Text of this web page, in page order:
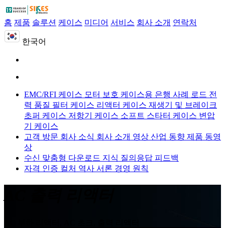
홈 제품 솔루션 케이스 미디어 서비스 회사 소개 연락처
한국어
EMC/RFI 케이스 모터 보호 케이스용 은행 사례 로드 전
력 품질 필터 케이스 리액터 케이스 재생기 및 브레이크
초퍼 케이스 저항기 케이스 소프트 스타터 케이스 변압
기 케이스
고객 방문 회사 소식 회사 소개 영상 산업 동향 제품 동영
상
수신 맞춤형 다운로드 지식 질의응답 피드백
자격 인증 컬처 역사 서론 경영 원칙